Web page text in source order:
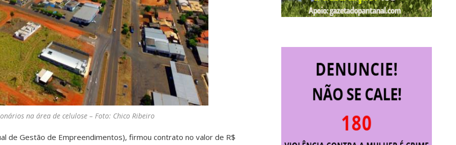
na área de celulose – Foto: Chico Ribeiro
de Gestão de Empreendimentos), firmou contrato no valor de R$